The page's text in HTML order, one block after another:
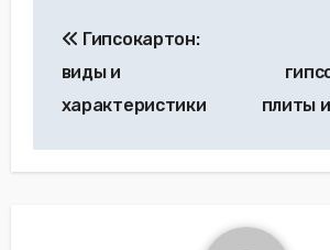
по
записям
Гипсокартон:
виды и
характеристики
плиты